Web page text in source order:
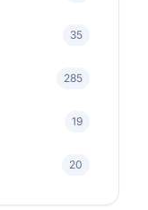
35
285
19
20